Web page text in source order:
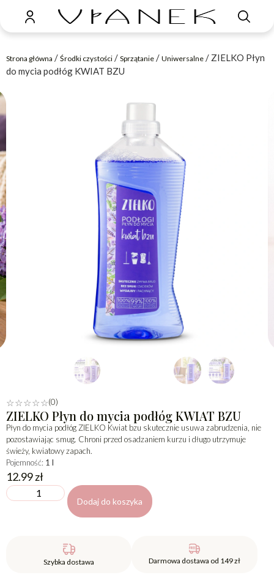
Strona główna / Środki czystości / Sprzątanie / Uniwersalne / ZIELKO Płyn
do mycia podłóg KWIAT BZU
☆☆☆☆☆(0)
ZIELKO Płyn do mycia podłóg KWIAT BZU
Płyn do mycia podłóg ZIELKO Kwiat bzu skutecznie usuwa zabrudzenia, nie
pozostawiając smug. Chroni przed osadzaniem kurzu i długo utrzymuje
świeży, kwiatowy zapach.
Pojemność: 1 l
12.99zł
Dodaj do koszyka
Szybka dostawa Darmowa dostawa od 149 zł